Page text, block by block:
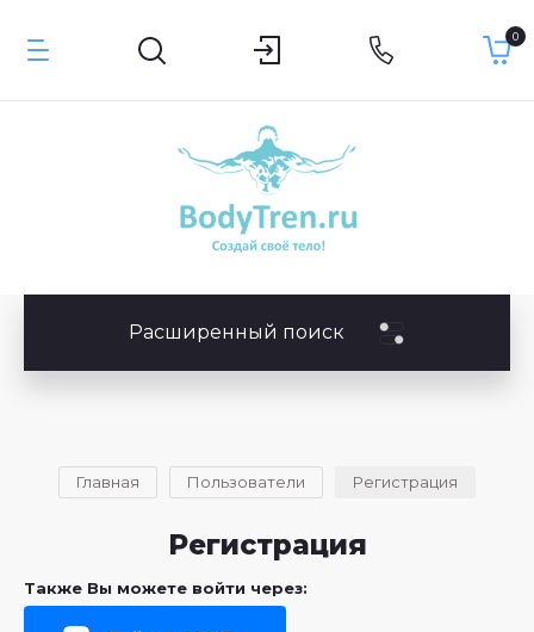
0
Расширенный поиск
Главная Пользователи Регистрация
Регистрация
Также Вы можете войти через: